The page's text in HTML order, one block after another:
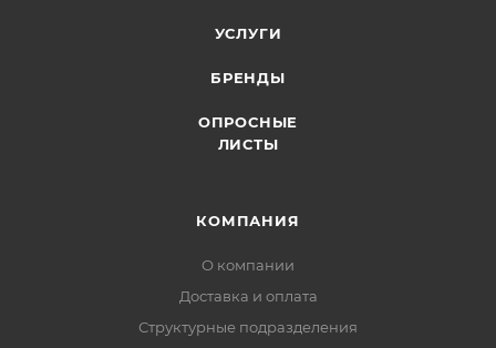
УСЛУГИ
БРЕНДЫ
ОПРОСНЫЕ
ЛИСТЫ
КОМПАНИЯ
О компании
Доставка и оплата
Структурные подразделения